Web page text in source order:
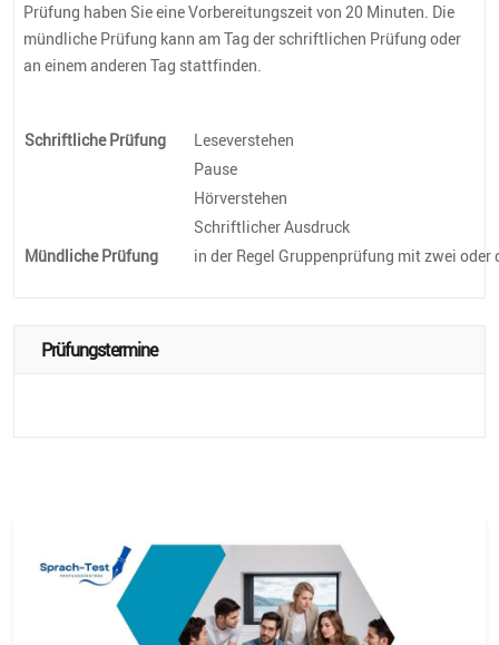
Prüfung haben Sie eine Vorbereitungszeit von 20 Minuten. Die
mündliche Prüfung kann am Tag der schriftlichen Prüfung oder
an einem anderen Tag stattfinden.
Schriftliche Prüfung
Leseverstehen
Pause
Hörverstehen
Schriftlicher Ausdruck
Mündliche Prüfung
in der Regel Gruppenprüfung mit zwei oder
Prüfungstermine